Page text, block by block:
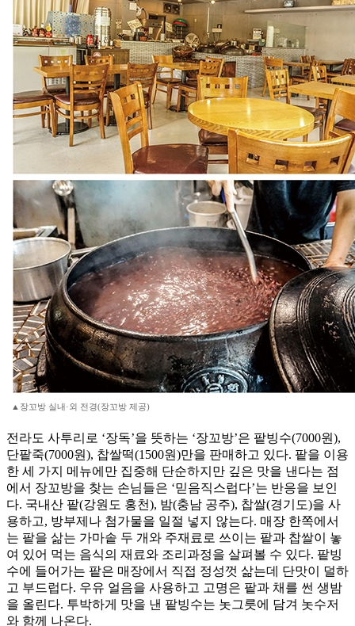
▲장꼬방 실내·외 전경(장꼬방 제공)
전라도 사투리로 ‘장독’을 뜻하는 ‘장꼬방’은 팥빙수(7000원),
단팥죽(7000원), 찹쌀떡(1500원)만을 판매하고 있다. 팥을 이용
한 세 가지 메뉴에만 집중해 단순하지만 깊은 맛을 낸다는 점
에서 장꼬방을 찾는 손님들은 ‘믿음직스럽다’는 반응을 보인
다. 국내산 팥(강원도 홍천), 밤(충남 공주), 찹쌀(경기도)을 사
용하고, 방부제나 첨가물을 일절 넣지 않는다. 매장 한쪽에서
는 팥을 삶는 가마솥 두 개와 주재료로 쓰이는 팥과 찹쌀이 놓
여 있어 먹는 음식의 재료와 조리과정을 살펴볼 수 있다. 팥빙
수에 들어가는 팥은 매장에서 직접 정성껏 삶는데 단맛이 덜하
고 부드럽다. 우유 얼음을 사용하고 고명은 팥과 채를 썬 생밤
을 올린다. 투박하게 맛을 낸 팥빙수는 놋그릇에 담겨 놋수저
와 함께 나온다.